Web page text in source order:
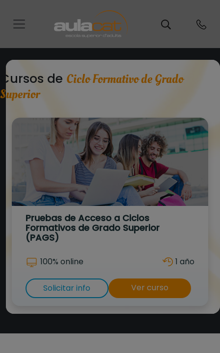
Cursos de Ciclo Formativo de Grado
Superior
Pruebas de Acceso a Ciclos
Formativos de Grado Superior
(PAGS)
100% online 1 año
Solicitar info Ver curso